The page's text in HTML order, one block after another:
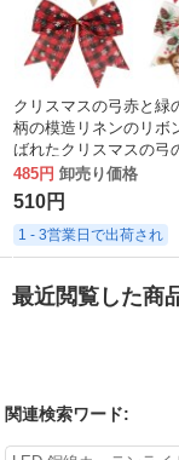
クリスマスの弓赤と緑
柄の模造リネンのリボ
ばれたクリスマスの弓
485円 卸売り価格
510円
1 - 3営業日で出荷され
最近閲覧した商
関連検索ワード: